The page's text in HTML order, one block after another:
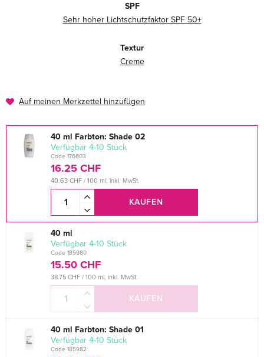
SPF
Sehr hoher Lichtschutzfaktor SPF 50+
Textur
Creme
Auf meinen Merkzettel hinzufügen
40 ml Farbton: Shade 02
verfügbar 4-10 Stück
Code 176603
16.25 CHF
40.63 CHF / 100 ml, inkl. MwSt.
KAUFEN
40 ml
verfügbar 4-10 Stück
Code 185980
15.50 CHF
38.75 CHF / 100 ml, inkl. MwSt.
KAUFEN
40 ml Farbton: Shade 01
verfügbar 4-10 Stück
Code 185982